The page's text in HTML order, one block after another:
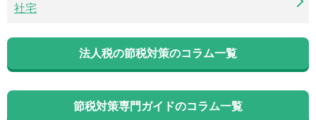
社宅
法人税の節税対策のコラム一覧
節税対策専門ガイドのコラム一覧